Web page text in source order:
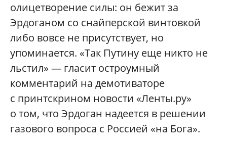
олицетворение силы: он бежит за
Эрдоганом со снайперской винтовкой
либо вовсе не присутствует, но
упоминается. «Так Путину еще никто не
льстил» — гласит остроумный
комментарий на демотиваторе
с принтскрином новости «Ленты.ру»
о том, что Эрдоган надеется в решении
газового вопроса с Россией «на Бога».